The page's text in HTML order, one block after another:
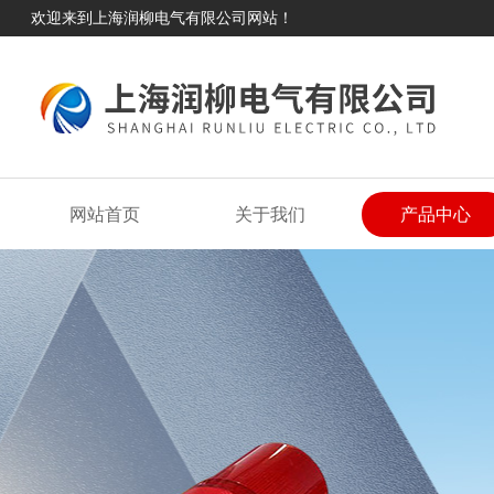
欢迎来到上海润柳电气有限公司网站！
网站首页 关于我们 产品中心